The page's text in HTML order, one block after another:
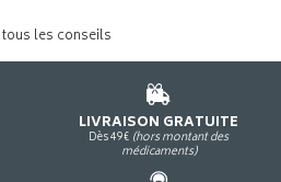
les conseils
LIVRAISON GRATUITE
Dès 49€ (hors montant des
médicaments)